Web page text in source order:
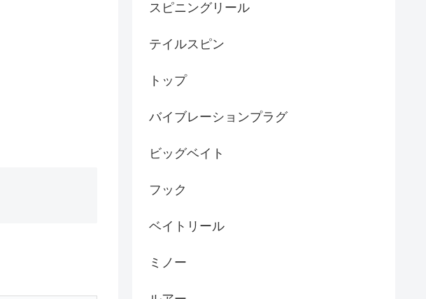
スピニングリール
テイルスピン
トップ
バイブレーションプラグ
ビッグベイト
フック
ベイトリール
ミノー